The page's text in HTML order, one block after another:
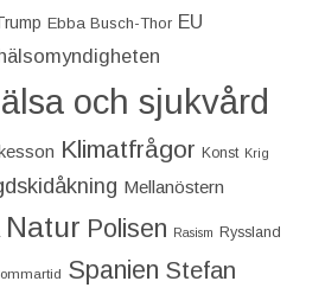
Ebba Busch-Thor EU
och sjukvård
Klimatfrågor Konst Krig
Mellanöstern
Natur Polisen Rasism Ryssland
Spanien Stefan